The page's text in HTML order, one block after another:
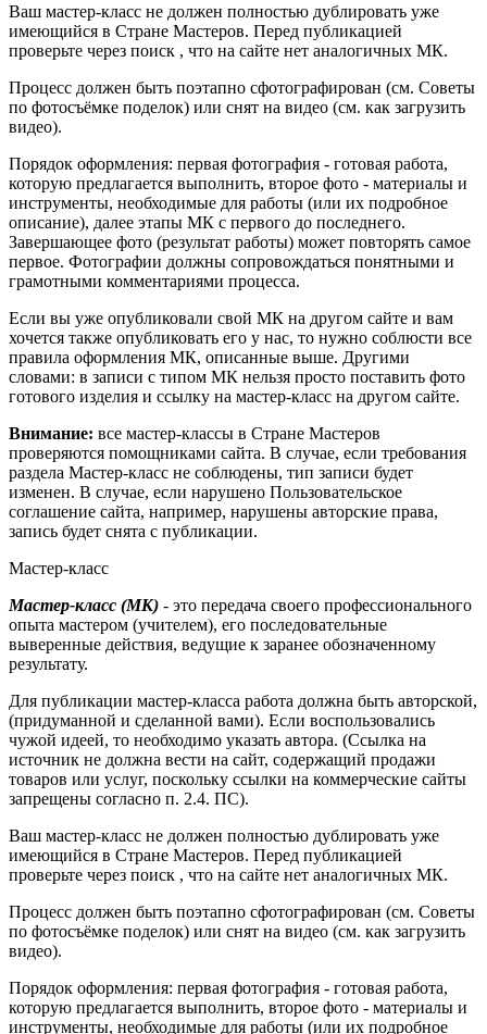
Ваш мастер-класс не должен полностью дублировать уже
имеющийся в Стране Мастеров. Перед публикацией
проверьте через поиск , что на сайте нет аналогичных МК.
Процесс должен быть поэтапно сфотографирован (см. Советы
по фотосъёмке поделок) или снят на видео (см. как загрузить
видео).
Порядок оформления: первая фотография - готовая работа,
которую предлагается выполнить, второе фото - материалы и
инструменты, необходимые для работы (или их подробное
описание), далее этапы МК с первого до последнего.
Завершающее фото (результат работы) может повторять самое
первое. Фотографии должны сопровождаться понятными и
грамотными комментариями процесса.
Если вы уже опубликовали свой МК на другом сайте и вам
хочется также опубликовать его у нас, то нужно соблюсти все
правила оформления МК, описанные выше. Другими
словами: в записи с типом МК нельзя просто поставить фото
готового изделия и ссылку на мастер-класс на другом сайте.
Внимание: все мастер-классы в Стране Мастеров
проверяются помощниками сайта. В случае, если требования
раздела Мастер-класс не соблюдены, тип записи будет
изменен. В случае, если нарушено Пользовательское
соглашение сайта, например, нарушены авторские права,
запись будет снята с публикации.
Мастер-класс
Мастер-класс (МК) - это передача своего профессионального
опыта мастером (учителем), его последовательные
выверенные действия, ведущие к заранее обозначенному
результату.
Для публикации мастер-класса работа должна быть авторской,
(придуманной и сделанной вами). Если воспользовались
чужой идеей, то необходимо указать автора. (Ссылка на
источник не должна вести на сайт, содержащий продажи
товаров или услуг, поскольку ссылки на коммерческие сайты
запрещены согласно п. 2.4. ПС).
Ваш мастер-класс не должен полностью дублировать уже
имеющийся в Стране Мастеров. Перед публикацией
проверьте через поиск , что на сайте нет аналогичных МК.
Процесс должен быть поэтапно сфотографирован (см. Советы
по фотосъёмке поделок) или снят на видео (см. как загрузить
видео).
Порядок оформления: первая фотография - готовая работа,
которую предлагается выполнить, второе фото - материалы и
инструменты, необходимые для работы (или их подробное